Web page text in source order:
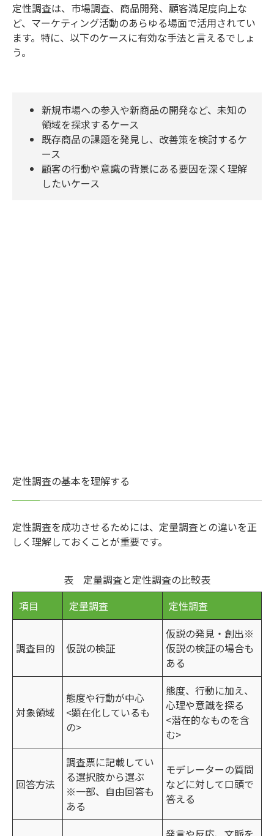
定性調査は、市場調査、商品開発、顧客満足度向上な
ど、マーケティング活動のあらゆる場面で活用されてい
ます。特に、以下のケースに有効な手法と言えるでしょ
う。
新規市場への参入や新商品の開発など、未知の
領域を探求するケース
既存商品の課題を発見し、改善策を検討するケ
ース
顧客の行動や意識の背景にある要因を深く理解
したいケース
定性調査の基本を理解する
定性調査を成功させるためには、定量調査との違いを正
しく理解しておくことが重要です。
表 定量調査と定性調査の比較表
項目
定量調査 定性調査
調査目的 仮説の検証
仮説の発見・創出※
仮説の検証の場合も
ある
対象領域
態度や行動が中心
<顕在化しているも
の>
態度、行動に加え、
心理や意識を探る
<潜在的なものを含
む>
回答方法
調査票に記載してい
る選択肢から選ぶ
※一部、自由回答も
ある
モデレーターの質問
などに対して口頭で
答える